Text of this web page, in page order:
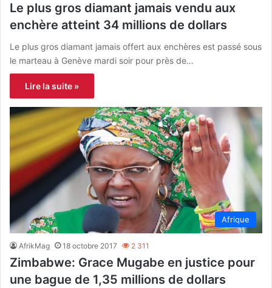
Le plus gros diamant jamais vendu aux
enchère atteint 34 millions de dollars
Le plus gros diamant jamais offert aux enchères est passé sous
le marteau à Genève mardi soir pour près de…
Lire la suite »
Afrique
AfrikMag 18 octobre 2017 2 311
Zimbabwe: Grace Mugabe en justice pour
une bague de 1,35 millions de dollars